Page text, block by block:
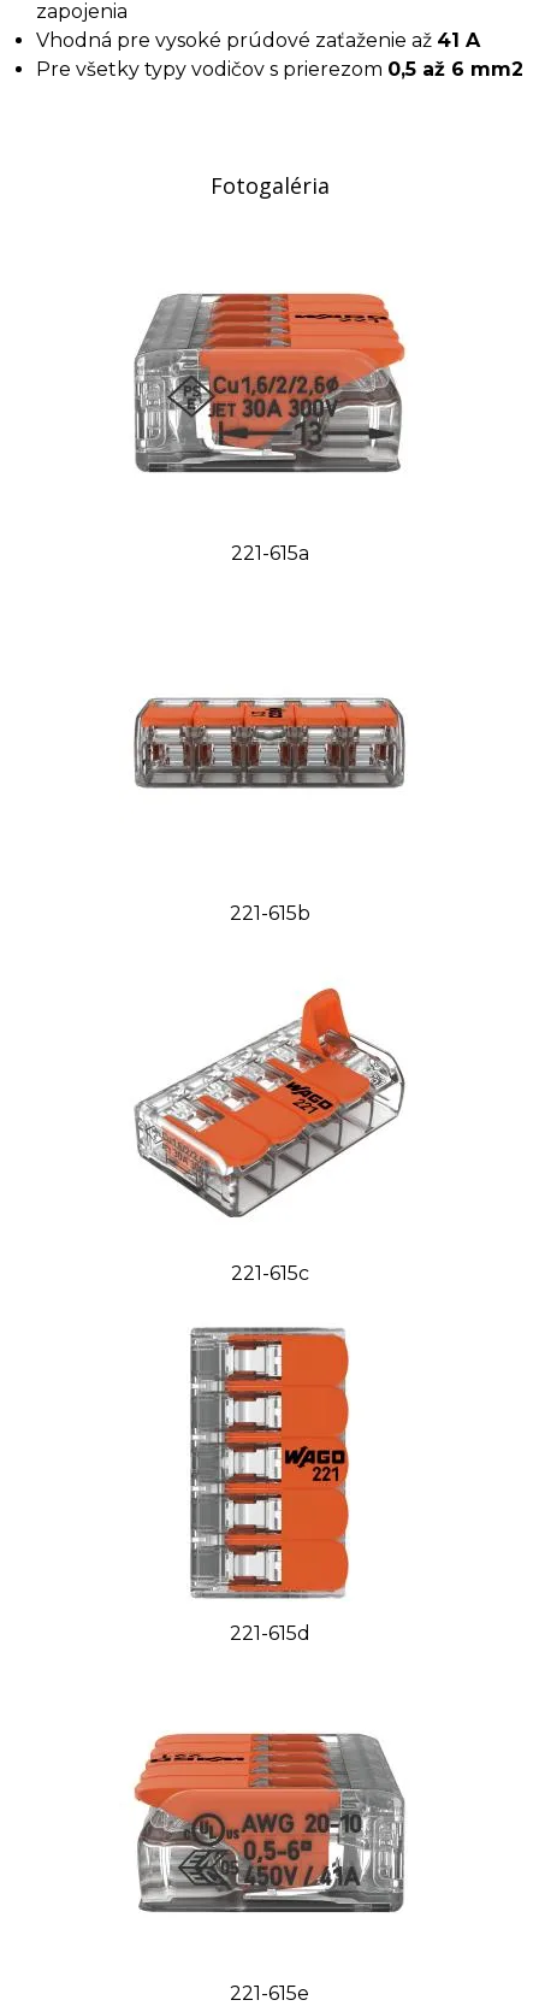
zapojenia
Vhodná pre vysoké prúdové zaťaženie až 41 A
Pre všetky typy vodičov s prierezom 0,5 až 6 mm2
Fotogaléria
221-615a
221-615b
221-615c
221-615d
221-615e